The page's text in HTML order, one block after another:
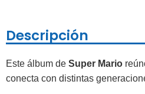
Descripción
Este álbum de Super Mario
conecta con distintas